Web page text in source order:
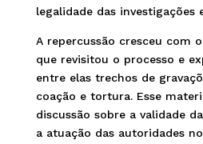
legalidade das
A repercussão cresceu com
que revisitou o processo e
entre elas trechos de
coação e tortura. Esse
discussão sobre a validade
a atuação das autoridades